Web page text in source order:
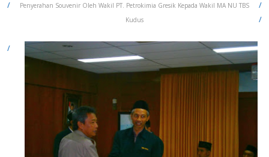
Penyerahan Souvenir Oleh Wakil PT. Petrokimia Gresik Kepada Wakil MA NU TBS
Kudus